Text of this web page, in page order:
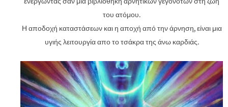
του ατόμου.
Η αποδοχή καταστάσεων και η αποχή από την άρνηση, είναι μια
υγιής λειτουργία απο το τσάκρα της άνω καρδιάς.